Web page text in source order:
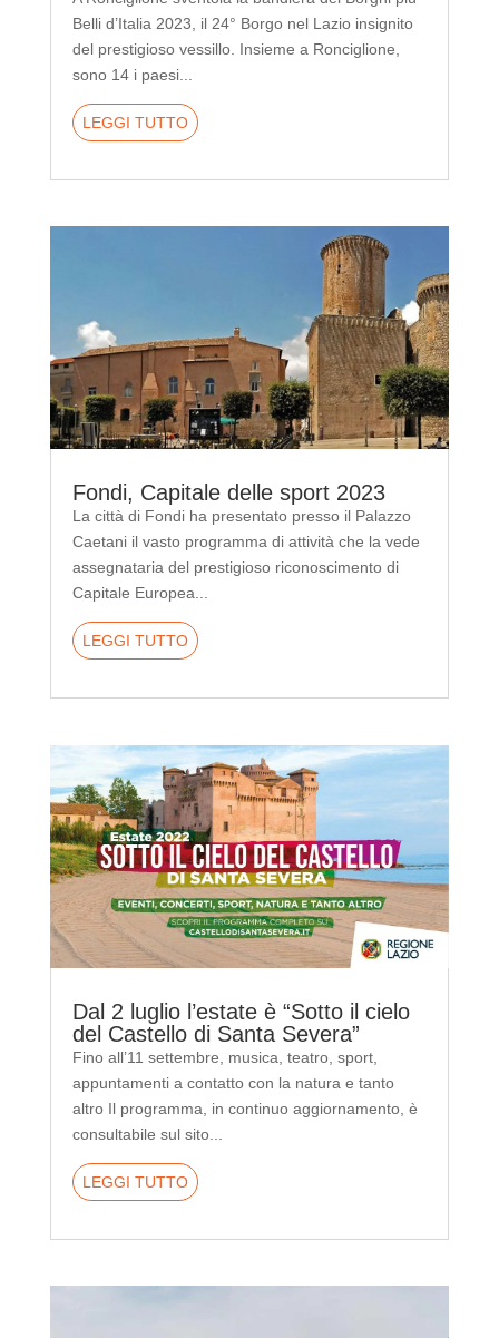
Belli d’Italia 2023, il 24° Borgo nel Lazio insignito
del prestigioso vessillo. Insieme a Ronciglione,
sono 14 i paesi...
LEGGI TUTTO
Fondi, Capitale delle sport 2023
La città di Fondi ha presentato presso il Palazzo
Caetani il vasto programma di attività che la vede
assegnataria del prestigioso riconoscimento di
Capitale Europea...
LEGGI TUTTO
Dal 2 luglio l’estate è “Sotto il cielo
del Castello di Santa Severa”
Fino all’11 settembre, musica, teatro, sport,
appuntamenti a contatto con la natura e tanto
altro Il programma, in continuo aggiornamento, è
consultabile sul sito...
LEGGI TUTTO